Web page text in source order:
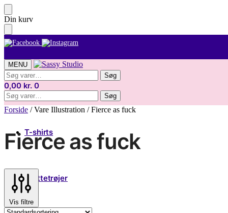
Skip
to
navigation
Skip
to
content
Din kurv
MENU
Søg
efter:
Søg
0,00 kr. 0
Søg
efter:
Søg
T-shirts
Hættetrøjer
Forside /Vare Illustration /Fierce as fuck
Fierce as fuck
Vis filtre